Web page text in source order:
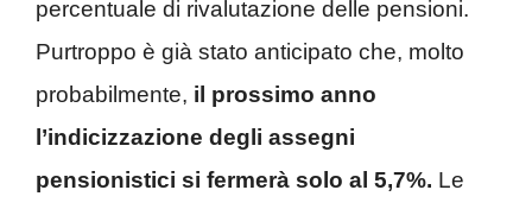
percentuale di rivalutazione delle pensioni.
Purtroppo è già stato anticipato che, molto
probabilmente, il prossimo anno
l’indicizzazione degli assegni
pensionistici si fermerà solo al 5,7%. Le